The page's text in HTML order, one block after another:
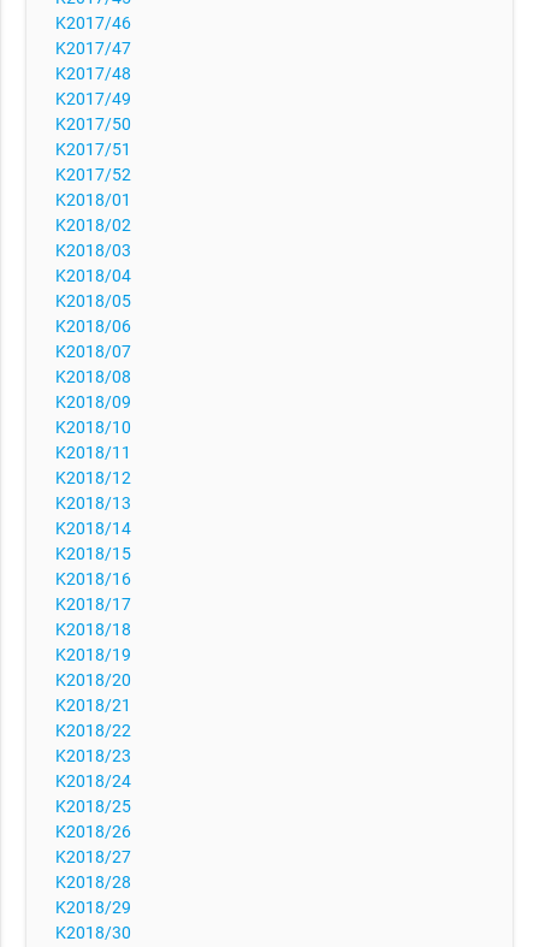
K2017/46
K2017/47
K2017/48
K2017/49
K2017/50
K2017/51
K2017/52
K2018/01
K2018/02
K2018/03
K2018/04
K2018/05
K2018/06
K2018/07
K2018/08
K2018/09
K2018/10
K2018/11
K2018/12
K2018/13
K2018/14
K2018/15
K2018/16
K2018/17
K2018/18
K2018/19
K2018/20
K2018/21
K2018/22
K2018/23
K2018/24
K2018/25
K2018/26
K2018/27
K2018/28
K2018/29
K2018/30